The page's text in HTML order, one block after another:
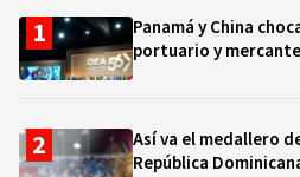
Panamá y China
portuario y mercante
Así va el medallero
República